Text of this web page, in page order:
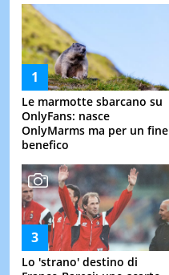
Le marmotte sbarcano su
OnlyFans: nasce
OnlyMarms ma per un fine
benefico
Lo 'strano' destino di